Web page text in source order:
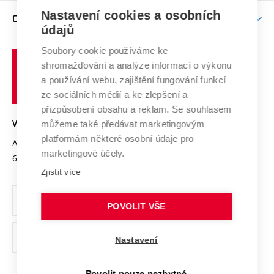
E-přihláška
Doktorské studium
Podpora podnikání
Mezinárodní vědecká rada
Systém zajišťování kvality výzkumu
Výzkumné infrastruktury
Transfer znalostí
Open Science
Projekty
Projekty ze strukturálních fondů
Specifický výzkum
Zahraniční spolupráce
Spolupráce se školami
Služby univerzity
Mezinárodní dohody
Univerzitní sítě
O UNIVERZITĚ
Profil univerzity
Udržitelná univerzita
Podnikavá univerzita / ContriBUTe
Bezpečná univerzita
Vyznamenání
Organizační struktura
Ochrana osobních údajů
odkaz)
učení
technické
VYSOKÉ UČENÍ TECHNICKÉ V BRNĚ
Antonínská 548/1
602 00 Brno
www.vut.cz
vut@vutbr.cz
Nastavení cookies a osobních
údajů
Soubory cookie používáme ke
shromažďování a analýze informací o výkonu
a používání webu, zajištění fungování funkcí
ze sociálních médií a ke zlepšení a
přizpůsobení obsahu a reklam. Se souhlasem
můžeme také předávat marketingovým
platformám některé osobní údaje pro
marketingové účely.
Zjistit více
POVOLIT VŠE
Nastavení